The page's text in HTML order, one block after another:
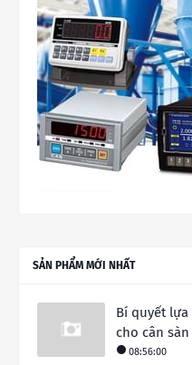
SẢN PHẨM MỚI NHẤT
Bí quyết
cho cân
08:56:00